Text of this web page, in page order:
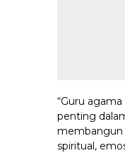
“Guru
penting
membangun
spiritual,